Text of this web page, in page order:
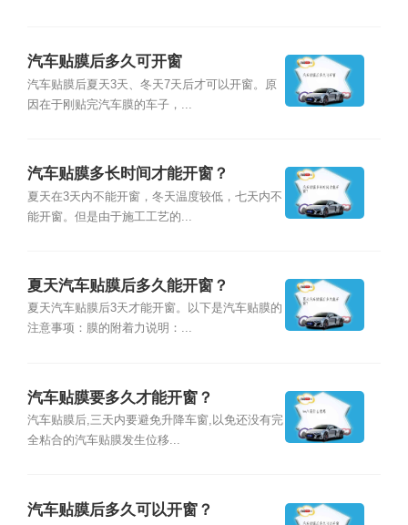
汽车贴膜后多久可开窗
汽车贴膜后夏天3天、冬天7天后才可以开窗。原
因在于刚贴完汽车膜的车子，...
汽车贴膜多长时间才能开窗？
夏天在3天内不能开窗，冬天温度较低，七天内不
能开窗。但是由于施工工艺的...
夏天汽车贴膜后多久能开窗？
夏天汽车贴膜后3天才能开窗。以下是汽车贴膜的
注意事项：膜的附着力说明：...
汽车贴膜要多久才能开窗？
汽车贴膜后,三天内要避免升降车窗,以免还没有完
全粘合的汽车贴膜发生位移...
汽车贴膜后多久可以开窗？